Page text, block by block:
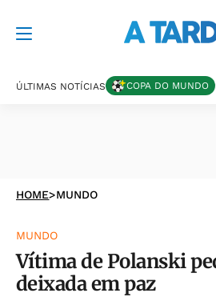
ÚLTIMAS NOTÍCIAS COPA DO MUNDO
HOME>MUNDO
MUNDO
Vítima de Polanski
deixada em paz